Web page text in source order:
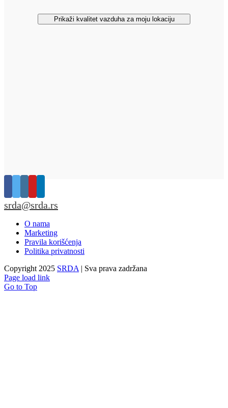
Prikaži kvalitet vazduha za moju lokaciju
srda@srda.rs
O nama
Marketing
Pravila korišćenja
Politika privatnosti
Copyright 2025 SRDA | Sva prava zadržana
Page load link
Go to Top